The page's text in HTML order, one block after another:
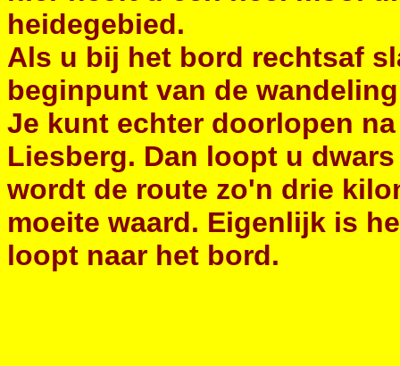
heidegebied.
Als u bij het bord rechtsaf
beginpunt van de
Je kunt echter doorlopen
Liesberg. Dan loopt u
wordt de route zo'n drie
moeite waard. Eigenlijk is
loopt naar het bord.